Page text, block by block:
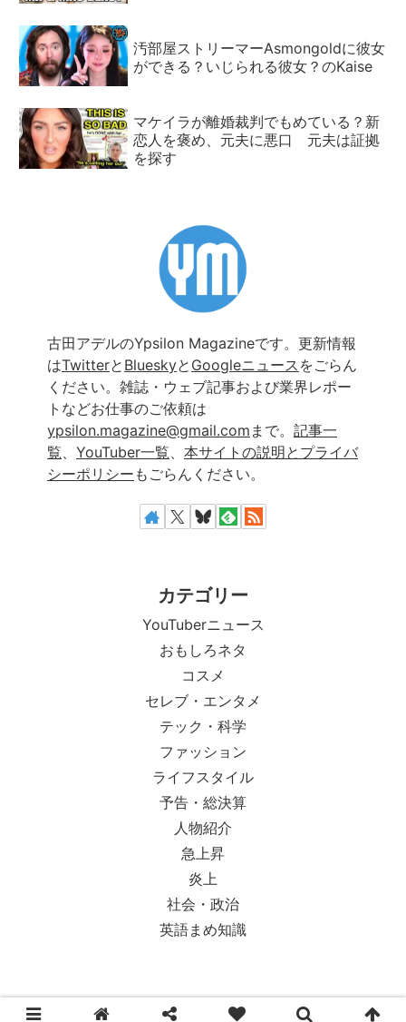
汚部屋ストリーマーAsmongoldに彼女
ができる？いじられる彼女？のKaise
マケイラが離婚裁判でもめている？新
恋人を褒め、元夫に悪口 元夫は証拠
を探す
古田アデルのYpsilon Magazineです。更新情報
はTwitterと Blueskyと Googleニュース をごらん
ください。雑誌・ウェブ記事および業界レポー
トなどお仕事のご依頼は
ypsilon.magazine@gmail.com まで。 記事一
覧、 YouTuber一覧、 本サイトの説明とプライバ
シーポリシー もごらんください。
カテゴリー
YouTuberニュース
おもしろネタ
コスメ
セレブ・エンタメ
テック・科学
ファッション
ライフスタイル
予告・総決算
人物紹介
急上昇
炎上
社会・政治
英語まめ知識
© 2018-2026 Ypsilon Magazine.